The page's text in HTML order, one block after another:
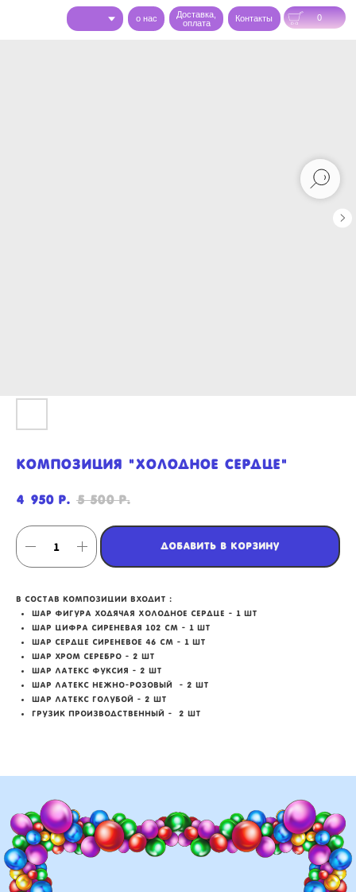
0
Доставка,
оплата
Контакты
композиция "Холодное сердце"
4 950 р. 5 500 р.
Добавить в корзину
в состав композиции входит :
шар фигура ходячая Холодное сердце - 1 шт
шар цифра сиреневая 102 см - 1 шт
шар сердце сиреневое 46 см - 1 шт
шар хром серебро - 2 шт
шар латекс фуксия - 2 шт
шар латекс нежно-розовый - 2 шт
шар латекс голубой - 2 шт
грузик производственный - 2 шт
мероприятий (от детских до
свадебных торжеств)
рестораны, магазины)
мы занимаемся
оформлением: